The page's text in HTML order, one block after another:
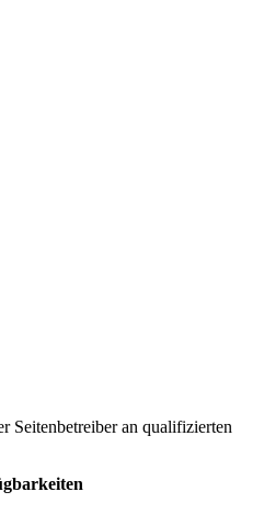
Seitenbetreiber an qualifizierten